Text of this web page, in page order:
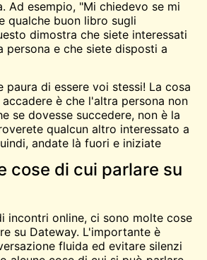
Ad esempio, "Mi chiedevo se mi
qualche buon libro sugli
dimostra che siete interessati
persona e che siete disposti a
paura di essere voi stessi! La cosa
è che l'altra persona non
se dovesse succedere, non è la
qualcun altro interessato a
andate là fuori e iniziate
cose di cui parlare su
incontri online, ci sono molte cose
su Dateway. L'importante è
fluida ed evitare silenzi